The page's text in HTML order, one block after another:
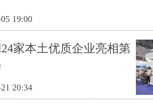
19:00
家本土优质企业亮相第
20:34